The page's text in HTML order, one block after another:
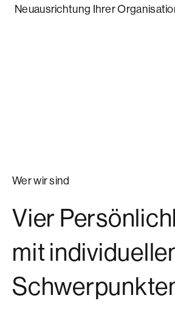
Neuausrichtung Ihrer
Wer wir sind
Vier
mit